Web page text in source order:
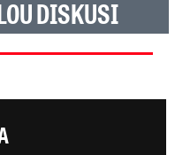
DISKUSI